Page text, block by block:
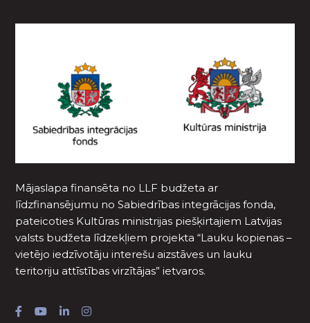
Mājaslapa finansēta no LLF budžeta ar
līdzfinansējumu no Sabiedrības integrācijas fonda,
pateicoties Kultūras ministrijas piešķirtajiem Latvijas
valsts budžeta līdzekļiem projekta “Lauku kopienas –
vietējo iedzīvotāju interešu aizstāves un lauku
teritoriju attīstības virzītājas” ietvaros.